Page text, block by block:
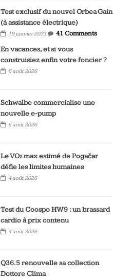
Test exclusif du nouvel Orbea Gain
(à assistance électrique)
19 janvier 2023
41 Comments
En vacances, et si vous
construisiez enfin votre foncier ?
5 août 2026
Schwalbe commercialise une
nouvelle e-pump
5 août 2026
Le VO₂ max estimé de Pogačar
défie les limites humaines
4 août 2026
Test du Coospo HW9 : un brassard
cardio à prix contenu
4 août 2026
Q36.5 renouvelle sa collection
Dottore Clima